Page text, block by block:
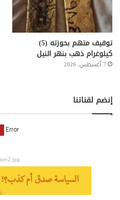
توقيف متهم بحوزته (5)
كيلوغرام ذهب بنهر النيل
7 أغسطس، 2026
إنضم لقناتنا